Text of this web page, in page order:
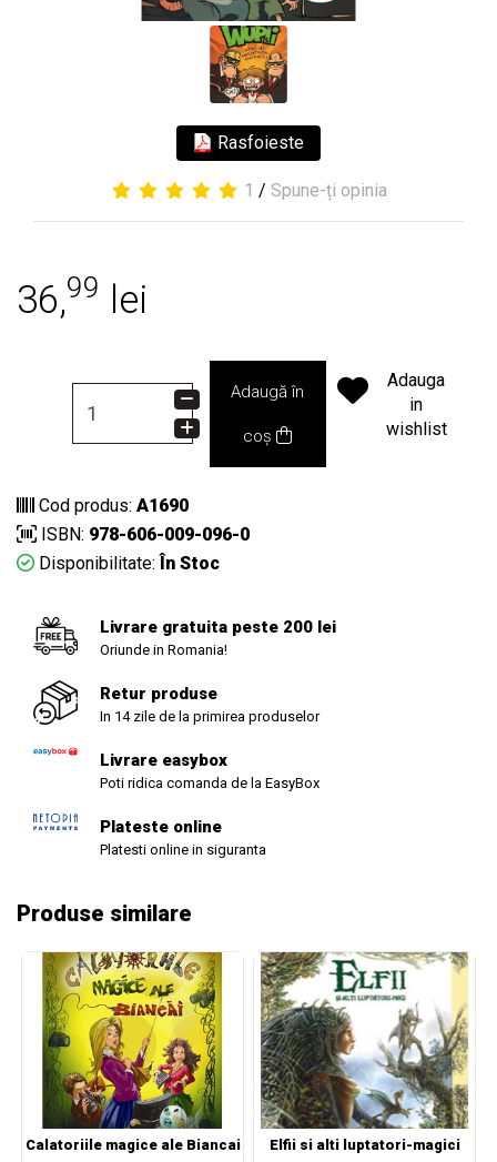
Rasfoieste
1 / Spune-ți opinia
36,99 lei
Adaugă în
coș
Adauga
in
wishlist
Cod produs: A1690
ISBN: 978-606-009-096-0
Disponibilitate: În Stoc
Livrare gratuita peste 200 lei
Oriunde in Romania!
Retur produse
In 14 zile de la primirea produselor
Livrare easybox
Poti ridica comanda de la EasyBox
Plateste online
Platesti online in siguranta
Produse similare
Calatoriile magice ale Biancai Elfii si alti luptatori-magici